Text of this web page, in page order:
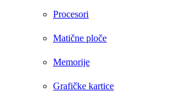
Procesori
Matične ploče
Memorije
Grafičke kartice